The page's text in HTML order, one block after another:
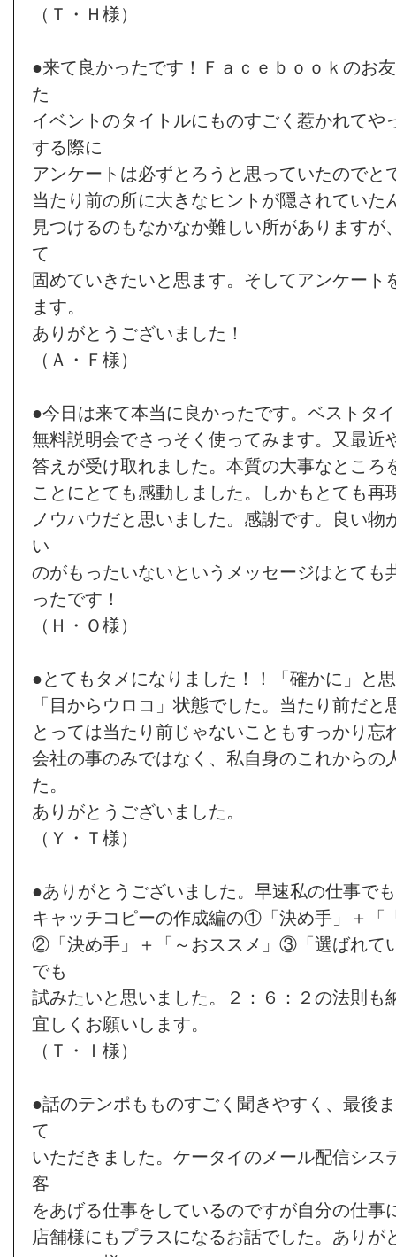
（Ｔ・Ｈ様）
●来て良かったです！Ｆａｃｅｂｏｏｋのお
た
イベントのタイトルにものすごく惹かれてや
する際に
アンケートは必ずとろうと思っていたのでと
当たり前の所に大きなヒントが隠されていた
見つけるのもなかなか難しい所がありますが
て
固めていきたいと思ます。そしてアンケート
ます。
ありがとうございました！
（Ａ・Ｆ様）
●今日は来て本当に良かったです。ベストタ
無料説明会でさっそく使ってみます。又最近
答えが受け取れました。本質の大事なところ
ことにとても感動しました。しかもとても再
ノウハウだと思いました。感謝です。良い物
い
のがもったいないというメッセージはとても
ったです！
（Ｈ・Ｏ様）
●とてもタメになりました！！「確かに」と
「目からウロコ」状態でした。当たり前だと
とっては当たり前じゃないこともすっかり忘
会社の事のみではなく、私自身のこれからの
た。
ありがとうございました。
（Ｙ・Ｔ様）
●ありがとうございました。早速私の仕事で
キャッチコピーの作成編の①「決め手」＋「
②「決め手」＋「～おススメ」③「選ばれて
でも
試みたいと思いました。２：６：２の法則も
宜しくお願いします。
（Ｔ・Ｉ様）
●話のテンポもものすごく聞きやすく、最後
て
いただきました。ケータイのメール配信シス
客
をあげる仕事をしているのですが自分の仕事
店舗様にもプラスになるお話でした。ありが